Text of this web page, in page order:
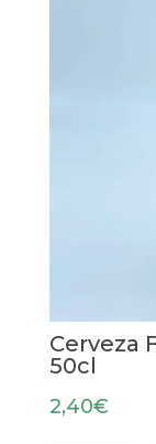
Cerveza
50cl
2,40€